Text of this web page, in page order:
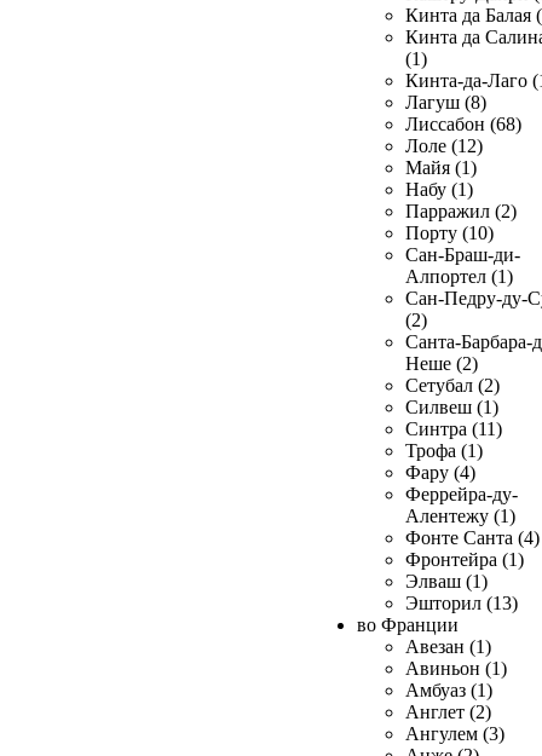
Кинта да Балая
Кинта да
(1)
Кинта-да-Лаго
Лагуш (8)
Лиссабон (68)
Лоле (12)
Майя (1)
Набу (1)
Парражил (2)
Порту (10)
Сан-Браш-ди-
Алпортел (1)
Сан-Педру-ду-
(2)
Санта-Барбара-
Неше (2)
Сетубал (2)
Силвеш (1)
Синтра (11)
Трофа (1)
Фару (4)
Феррейра-ду-
Алентежу (1)
Фонте Санта (4)
Фронтейра (1)
Элваш (1)
Эшторил (13)
во Франции
Авезан (1)
Авиньон (1)
Амбуаз (1)
Англет (2)
Ангулем (3)